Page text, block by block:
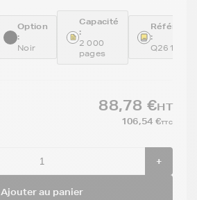
Option
:
Noir
Capacité
:
2 000
pages
:
Q2612A
88,78 €HT
106,54 €TTC
+
Ajouter au panier